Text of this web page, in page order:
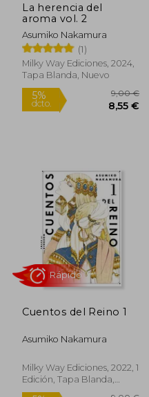
5%
dcto. 8,55 €
La herencia del
aroma vol. 2
Asumiko Nakamura
(1)
Milky Way Ediciones, 2024,
Tapa Blanda, Nuevo
Rápido
Cuentos del Reino 1
Asumiko Nakamura
Milky Way Ediciones, 2022, 1
Edición, Tapa Blanda,
Nuevo